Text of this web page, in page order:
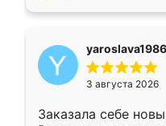
yaroslava1986
3 августа 2026
Заказала себе